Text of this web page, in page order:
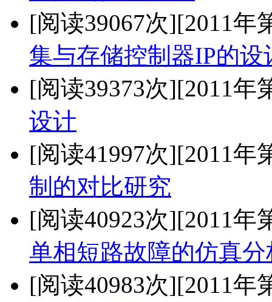
[阅读39067次][2011年
集与存储控制器IP的设
[阅读39373次][2011年
设计
[阅读41997次][2011年
制的对比研究
[阅读40923次][2011年
单相短路故障的仿真分
[阅读40983次][2011年